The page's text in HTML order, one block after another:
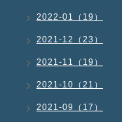
2022-01（19）
2021-12（23）
2021-11（19）
2021-10（21）
2021-09（17）